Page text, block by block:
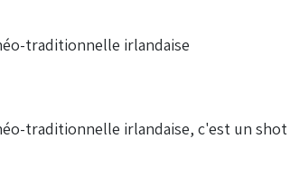
traditionnelle irlandaise
traditionnelle irlandaise, c'est un